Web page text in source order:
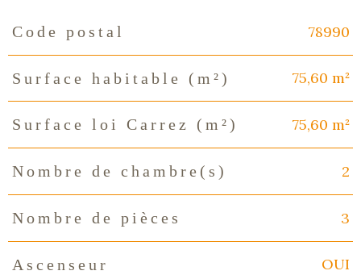
Caractéristiques
Code postal 78990
Surface habitable (m²) 75,60 m²
Surface loi Carrez (m²) 75,60 m²
Nombre de chambre(s) 2
Nombre de pièces 3
Ascenseur OUI